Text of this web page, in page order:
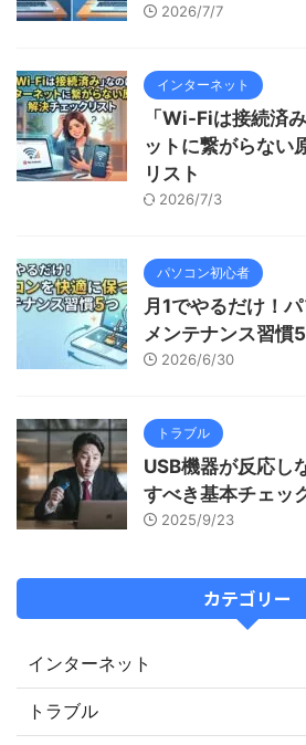
2026/7/7
インターネット
「Wi-Fiは接続済
ットに繋がらない
リスト
2026/7/3
パソコン初心者
月1でやるだけ！
メンテナンス習慣
2026/6/30
トラブル
USB機器が反応
すべき基本チェッ
2025/9/23
カテゴリー
インターネット
トラブル